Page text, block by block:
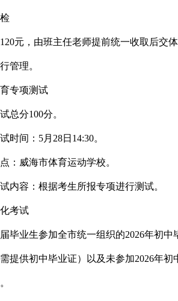
元，由班主任老师提前统一收取后交
管理。
专项测试
总分100分。
时间：5月28日14:30。
：威海市体育运动学校。
内容：根据考生所报专项进行测试。
考试
毕业生参加全市统一组织的2026年初中
提供初中毕业证）以及未参加2026年